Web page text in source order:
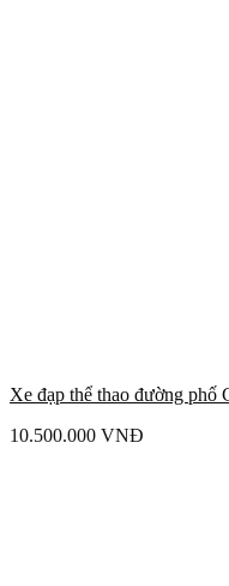
Xe đạp thể thao đường
10.500.000 VNĐ